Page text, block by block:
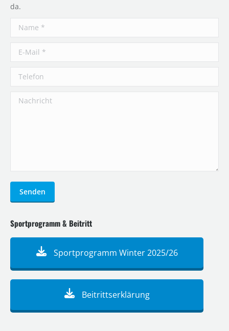
da.
Name *
E-Mail *
Telefon
Nachricht
Senden
Sportprogramm & Beitritt
Sportprogramm Winter 2025/26
Beitrittserklärung